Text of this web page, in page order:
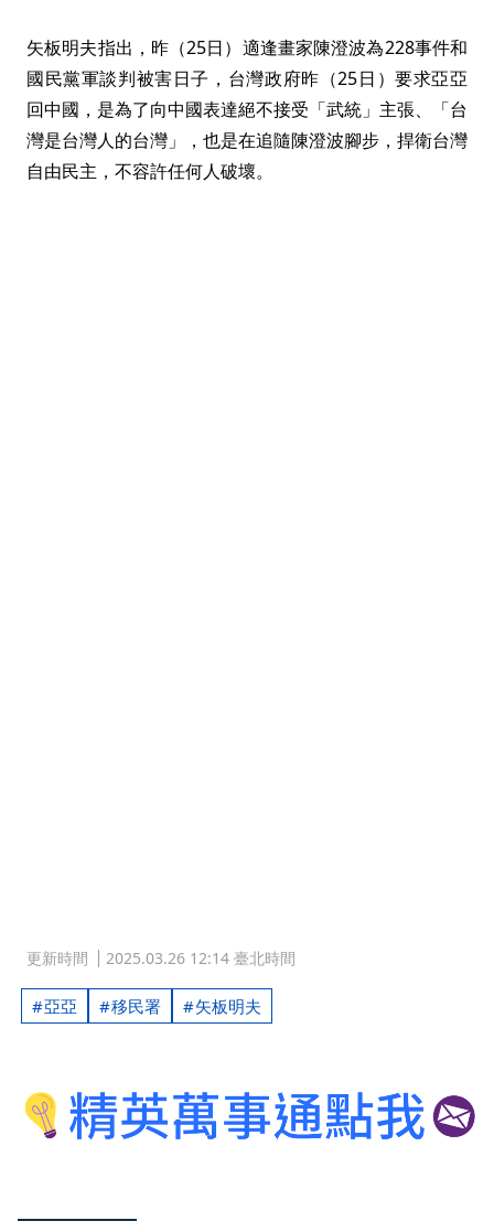
矢板明夫指出，昨（25日）適逢畫家陳澄波為228事件和
國民黨軍談判被害日子，台灣政府昨（25日）要求亞亞
回中國，是為了向中國表達絕不接受「武統」主張、「台
灣是台灣人的台灣」，也是在追隨陳澄波腳步，捍衛台灣
自由民主，不容許任何人破壞。
更新時間 2025.03.26 12:14 臺北時間
亞亞 移民署 矢板明夫